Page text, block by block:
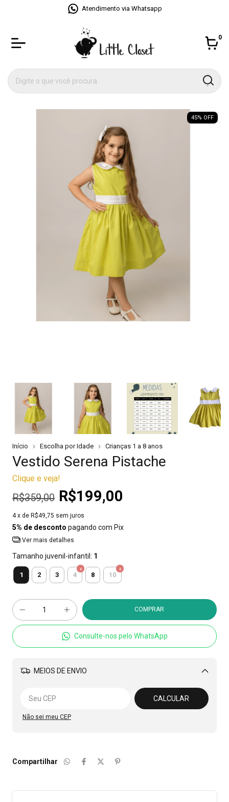
Atendimento via Whatsapp
0
45% OFF
Início Escolha por Idade Crianças 1 a 8 anos
Vestido Serena Pistache
Clique e veja!
R$359,00 R$199,00
4 x de R$49,75 sem juros
5% de desconto pagando com Pix
Ver mais detalhes
Tamanho juvenil-infantil: 1
1 2 3 4 8 10
Consulte-nos pelo WhatsApp
MEIOS DE ENVIO
Alterar CEP
CALCULAR
Não sei meu CEP
Compartilhar